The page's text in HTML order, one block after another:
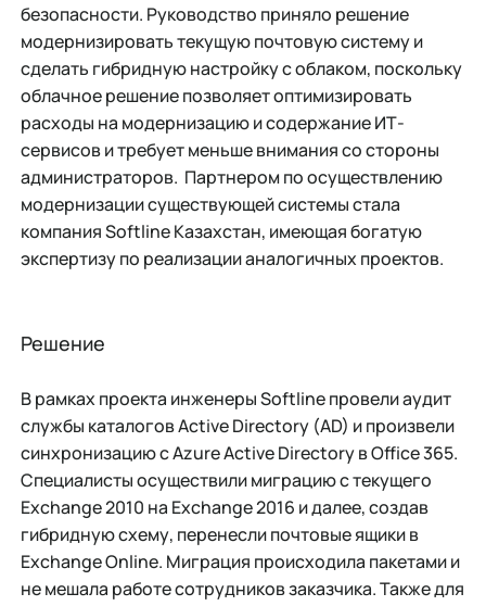
безопасности. Руководство приняло решение
модернизировать текущую почтовую систему и
сделать гибридную настройку с облаком, поскольку
облачное решение позволяет оптимизировать
расходы на модернизацию и содержание ИТ-
сервисов и требует меньше внимания со стороны
администраторов. Партнером по осуществлению
модернизации существующей системы стала
компания Softline Казахстан, имеющая богатую
экспертизу по реализации аналогичных проектов.
Решение
В рамках проекта инженеры Softline провели аудит
службы каталогов Active Directory (AD) и произвели
синхронизацию с Azure Active Directory в Office 365.
Специалисты осуществили миграцию с текущего
Exchange 2010 на Exchange 2016 и далее, создав
гибридную схему, перенесли почтовые ящики в
Exchange Online. Миграция происходила пакетами и
не мешала работе сотрудников заказчика. Также для